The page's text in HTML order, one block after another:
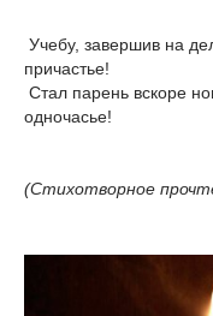
Учебу, завершив на
причастье!
Стал парень вскоре
одночасье!
(Стихотворное